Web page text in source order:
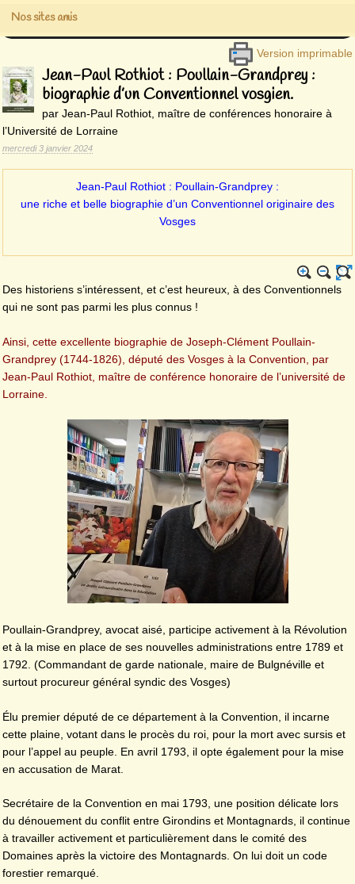
Nos sites amis
Version imprimable
Jean-Paul Rothiot : Poullain-Grandprey :
biographie d’un Conventionnel vosgien.
par Jean-Paul Rothiot, maître de conférences honoraire à
l’Université de Lorraine
mercredi 3 janvier 2024
Jean-Paul Rothiot : Poullain-Grandprey :
une riche et belle biographie d’un Conventionnel originaire des
Vosges
Des historiens s’intéressent, et c’est heureux, à des Conventionnels
qui ne sont pas parmi les plus connus !
Ainsi, cette excellente biographie de Joseph-Clément Poullain-
Grandprey (1744-1826), député des Vosges à la Convention, par
Jean-Paul Rothiot, maître de conférence honoraire de l’université de
Lorraine.
Poullain-Grandprey, avocat aisé, participe activement à la Révolution
et à la mise en place de ses nouvelles administrations entre 1789 et
1792. (Commandant de garde nationale, maire de Bulgnéville et
surtout procureur général syndic des Vosges)
Élu premier député de ce département à la Convention, il incarne
cette plaine, votant dans le procès du roi, pour la mort avec sursis et
pour l’appel au peuple. En avril 1793, il opte également pour la mise
en accusation de Marat.
Secrétaire de la Convention en mai 1793, une position délicate lors
du dénouement du conflit entre Girondins et Montagnards, il continue
à travailler activement et particulièrement dans le comité des
Domaines après la victoire des Montagnards. On lui doit un code
forestier remarqué.